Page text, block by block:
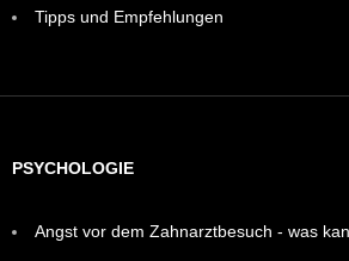
Tipps und Empfehlungen
PSYCHOLOGIE
Angst vor dem Zahnarztbesuch - was